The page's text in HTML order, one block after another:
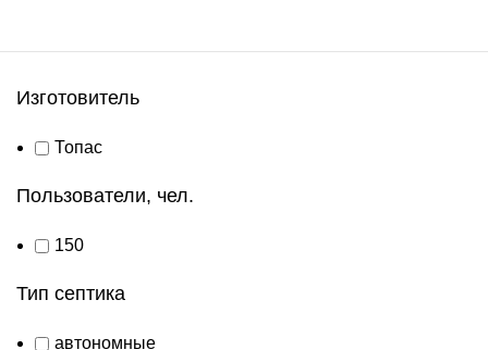
Изготовитель
Топас
Пользователи, чел.
150
Тип септика
автономные